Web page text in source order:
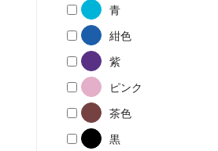
青
紺色
紫
ピンク
茶色
黒